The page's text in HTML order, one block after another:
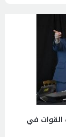
القوات في